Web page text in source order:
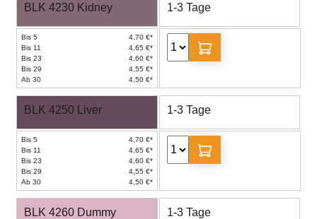
BLK 4230 Kidney 1-3 Tage
Bis 5
4,70 €*
Bis 11
4,65 €*
Bis 23
4,60 €*
Bis 29
4,55 €*
Ab 30
4,50 €*
BLK 4250 Liver 1-3 Tage
Bis 5
4,70 €*
Bis 11
4,65 €*
Bis 23
4,60 €*
Bis 29
4,55 €*
Ab 30
4,50 €*
BLK 4260 Dummy 1-3 Tage